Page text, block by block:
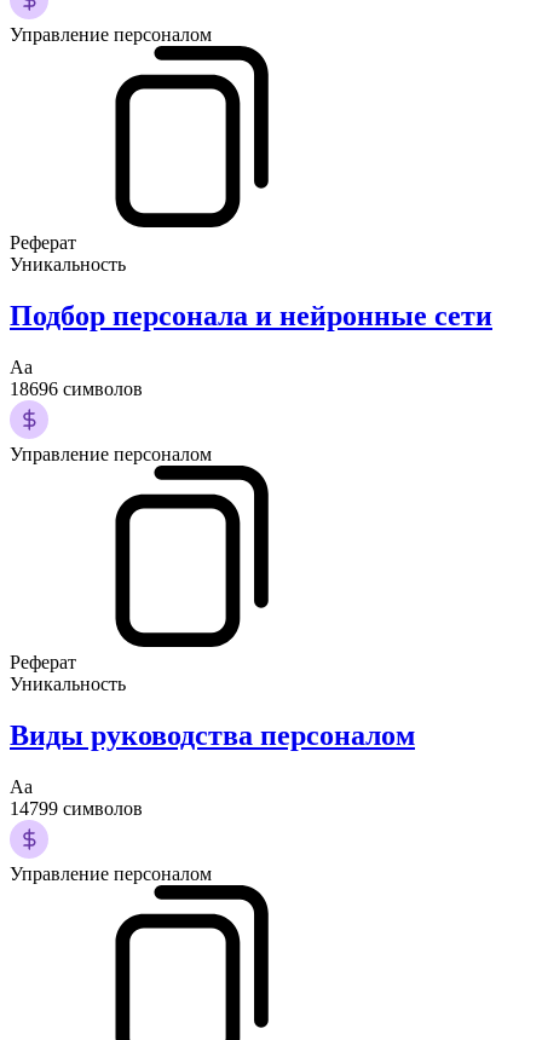
Управление персоналом
Реферат
Уникальность
Подбор персонала и нейронные сети
Аа
18696 символов
Управление персоналом
Реферат
Уникальность
Виды руководства персоналом
Аа
14799 символов
Управление персоналом